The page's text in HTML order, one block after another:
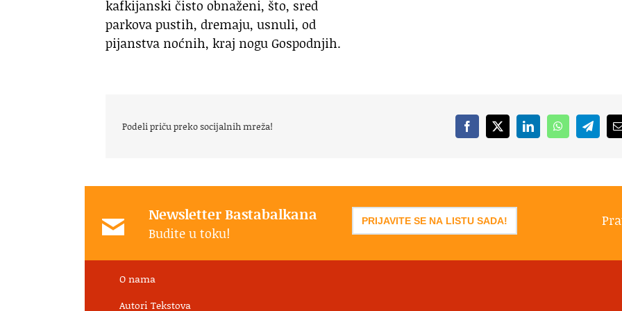
kafkijanski čisto obnaženi, što, sred
parkova pustih, dremaju, usnuli, od
pijanstva noćnih, kraj nogu Gospodnjih.
Podeli priču preko socijalnih mreža! Facebook
X LinkedInWhatsApp
Newsletter Bastabalkana
Budite u toku!
PRIJAVITE SE NA LISTU SADA!
O nama
Autori Tekstova